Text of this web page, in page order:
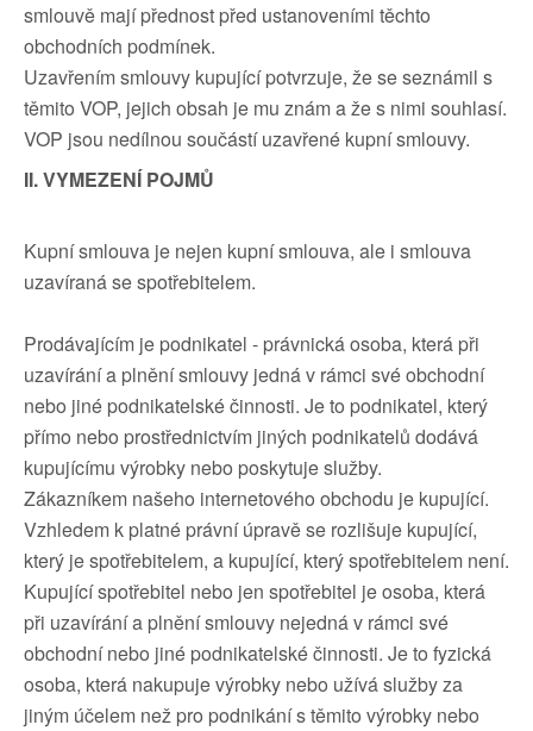
smlouvě mají přednost před ustanoveními těchto
obchodních podmínek.
Uzavřením smlouvy kupující potvrzuje, že se seznámil s
těmito VOP, jejich obsah je mu znám a že s nimi souhlasí.
VOP jsou nedílnou součástí uzavřené kupní smlouvy.
II. VYMEZENÍ POJMŮ
Kupní smlouva je nejen kupní smlouva, ale i smlouva
uzavíraná se spotřebitelem.
Prodávajícím je podnikatel - právnická osoba, která při
uzavírání a plnění smlouvy jedná v rámci své obchodní
nebo jiné podnikatelské činnosti. Je to podnikatel, který
přímo nebo prostřednictvím jiných podnikatelů dodává
kupujícímu výrobky nebo poskytuje služby.
Zákazníkem našeho internetového obchodu je kupující.
Vzhledem k platné právní úpravě se rozlišuje kupující,
který je spotřebitelem, a kupující, který spotřebitelem není.
Kupující spotřebitel nebo jen spotřebitel je osoba, která
při uzavírání a plnění smlouvy nejedná v rámci své
obchodní nebo jiné podnikatelské činnosti. Je to fyzická
osoba, která nakupuje výrobky nebo užívá služby za
jiným účelem než pro podnikání s těmito výrobky nebo